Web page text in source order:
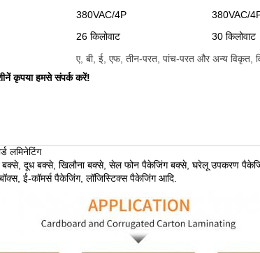
380VAC/4P 380VAC/
26 किलोवाट 30 किलोवाट
ए, बी, ई, एफ, तीन-परत, पांच-परत और अन्य विकृत,
कृपया हमसे संपर्क करें!
लमिनेटिंग
दूध बक्से, खिलौना बक्से, सेल फोन पैकेजिंग बक्से, घरेलू उपकरण
ई-कॉमर्स पैकेजिंग, लॉजिस्टिक्स पैकेजिंग आदि